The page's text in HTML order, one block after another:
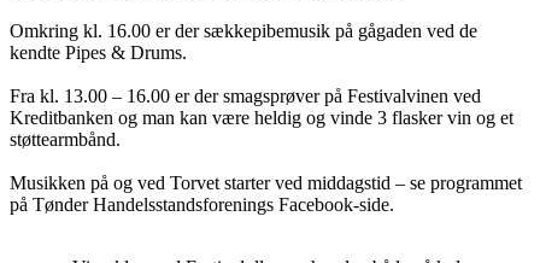
Omkring kl. 16.00 er der sækkepibemusik på gågaden ved de
kendte Pipes & Drums.
Fra kl. 13.00 – 16.00 er der smagsprøver på Festivalvinen ved
Kreditbanken og man kan være heldig og vinde 3 flasker vin og et
støttearmbånd.
Musikken på og ved Torvet starter ved middagstid – se programmet
på Tønder Handelsstandsforenings Facebook-side.